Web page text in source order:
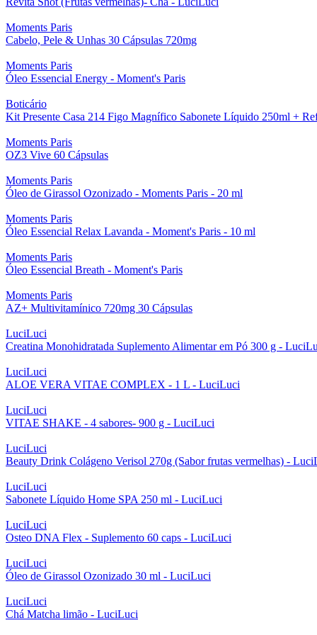
Moments Paris
Cabelo, Pele & Unhas 30 Cápsulas 720mg
Moments Paris
Óleo Essencial Energy - Moment's Paris
Boticário
Kit Presente Casa 214 Figo Magnífico Sabonete Líquido 250ml +
Moments Paris
OZ3 Vive 60 Cápsulas
Moments Paris
Óleo de Girassol Ozonizado - Moments Paris - 20 ml
Moments Paris
Óleo Essencial Relax Lavanda - Moment's Paris - 10 ml
Moments Paris
Óleo Essencial Breath - Moment's Paris
Moments Paris
AZ+ Multivitamínico 720mg 30 Cápsulas
LuciLuci
Creatina Monohidratada Suplemento Alimentar em Pó 300 g -
LuciLuci
ALOE VERA VITAE COMPLEX - 1 L - LuciLuci
LuciLuci
VITAE SHAKE - 4 sabores- 900 g - LuciLuci
LuciLuci
Beauty Drink Colágeno Verisol 270g (Sabor frutas vermelhas) -
LuciLuci
Sabonete Líquido Home SPA 250 ml - LuciLuci
LuciLuci
Osteo DNA Flex - Suplemento 60 caps - LuciLuci
LuciLuci
Óleo de Girassol Ozonizado 30 ml - LuciLuci
LuciLuci
Chá Matcha limão - LuciLuci